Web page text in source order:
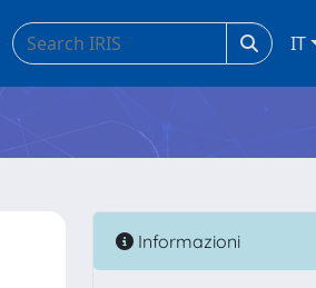
IT
Informazioni